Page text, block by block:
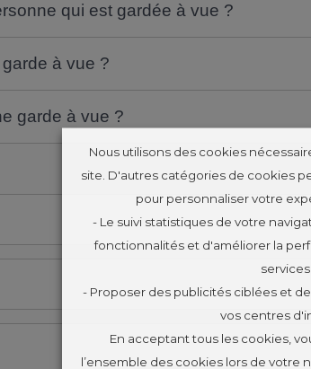
qui est gardée à vue ?
à vue ?
garde à vue ?
Nous utilisons des cookies
site. D'autres catégories de cookies
pour personnaliser votre
- Le suivi statistiques de votre
fonctionnalités et d'améliorer la
services,
- Proposer des publicités ciblées et
vos centres
En acceptant tous les cookies,
l’ensemble des cookies lors de votre